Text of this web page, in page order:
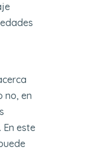
no, en
En este